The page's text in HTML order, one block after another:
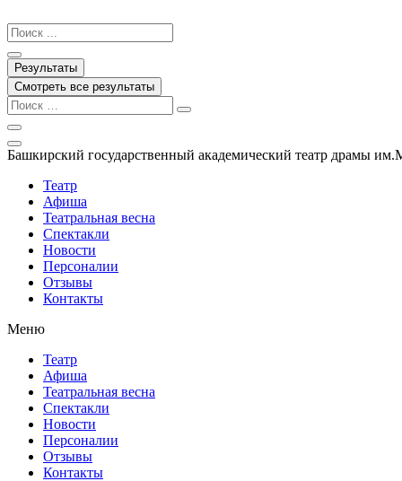
к
содержимому
Search
...
Результаты
Смотреть все результаты
Башкирский государственный академический театр драмы
Театр
Афиша
Театральная весна
Спектакли
Новости
Персоналии
Отзывы
Контакты
Меню
Театр
Афиша
Театральная весна
Спектакли
Новости
Персоналии
Отзывы
Контакты